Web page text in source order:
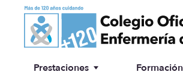
Ir a contenido principal
Prestaciones Formación